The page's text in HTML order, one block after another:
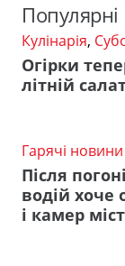
Кулінарія,
Огірки
літній
Гарячі новини
Після
водій хоче
і камер